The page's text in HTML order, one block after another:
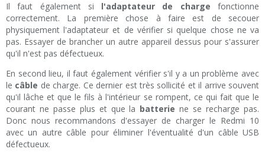
Il faut également si l'adaptateur de charge fonctionne
correctement. La première chose à faire est de secouer
physiquement l'adaptateur et de vérifier si quelque chose ne va
pas. Essayer de brancher un autre appareil dessus pour s'assurer
qu'il n'est pas défectueux.
En second lieu, il faut également vérifier s'il y a un problème avec
le câble de charge. Ce dernier est très sollicité et il arrive souvent
qu'il lâche et que le fils à l'intérieur se rompent, ce qui fait que le
courant ne passe plus et que la batterie ne se recharge pas.
Donc nous recommandons d'essayer de charger le Redmi 10
avec un autre câble pour éliminer l'éventualité d'un câble USB
défectueux.